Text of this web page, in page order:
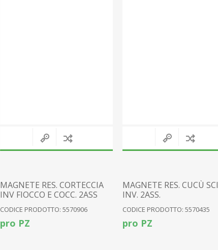
MAGNETE RES. CORTECCIA
INV FIOCCO E COCC. 2ASS
CODICE PRODOTTO: 5570906
pro PZ
MAGNETE RES. CUCÙ SCI
INV. 2ASS.
CODICE PRODOTTO: 5570435
pro PZ